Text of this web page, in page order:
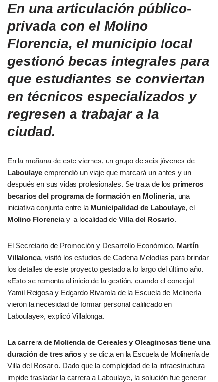
En una articulación público-
privada con el Molino
Florencia, el municipio local
gestionó becas integrales para
que estudiantes se conviertan
en técnicos especializados y
regresen a trabajar a la
ciudad.
En la mañana de este viernes, un grupo de seis jóvenes de
Laboulaye emprendió un viaje que marcará un antes y un
después en sus vidas profesionales. Se trata de los primeros
becarios del programa de formación en Molinería, una
iniciativa conjunta entre la Municipalidad de Laboulaye, el
Molino Florenciay la localidad de Villa del Rosario.
El Secretario de Promoción y Desarrollo Económico, Martín
Villalonga, visitó los estudios de Cadena Melodías para brindar
los detalles de este proyecto gestado a lo largo del último año.
«Esto se remonta al inicio de la gestión, cuando el concejal
Yamil Reigosa y Edgardo Rivarola de la Escuela de Molinería
vieron la necesidad de formar personal calificado en
Laboulaye», explicó Villalonga.
La carrera de Molienda de Cereales y Oleaginosas tiene una
duración de tres años y se dicta en la Escuela de Molinería de
Villa del Rosario. Dado que la complejidad de la infraestructura
impide trasladar la carrera a Laboulaye, la solución fue generar